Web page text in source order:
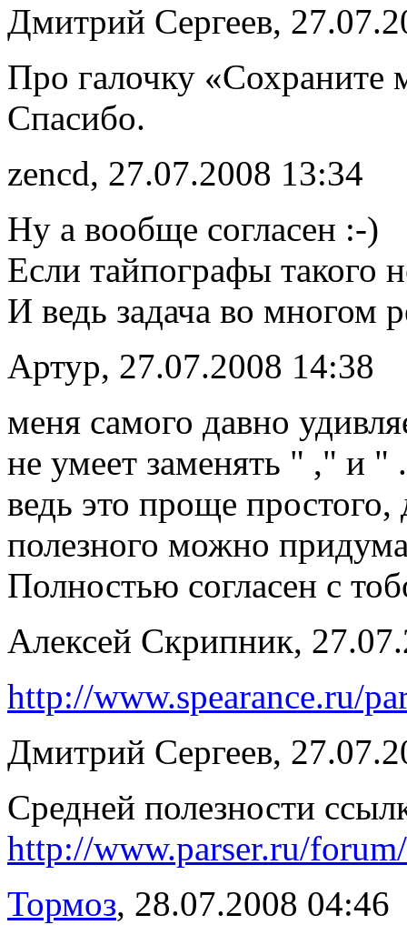
Дмитрий Сергеев,
Про галочку «Сохраните
Спасибо.
zencd, 27.07.2008 13:34
Ну а вообще согласен :-)
Если тайпографы такого
И ведь задача во многом
Артур, 27.07.2008 14:38
меня самого давно
не умеет заменять " ," и
ведь это проще
полезного можно
Полностью согласен с
Алексей Скрипник,
http://www.spearance.ru/
Дмитрий Сергеев,
Средней полезности
http://www.parser.ru/
Тормоз, 28.07.2008 04:46